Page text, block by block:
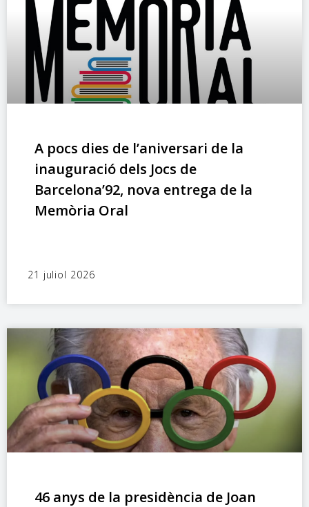
A pocs dies de l’aniversari de la
inauguració dels Jocs de
Barcelona’92, nova entrega de la
Memòria Oral
21 juliol 2026
46 anys de la presidència de Joan